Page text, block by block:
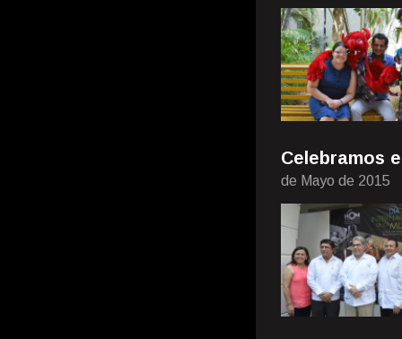
Celebramos
de Mayo de 2015